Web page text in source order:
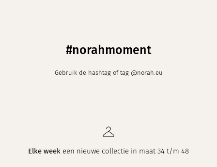
#norahmoment
Gebruik de hashtag of tag @norah.eu
Elke week een nieuwe collectie in maat 34 t/m 48